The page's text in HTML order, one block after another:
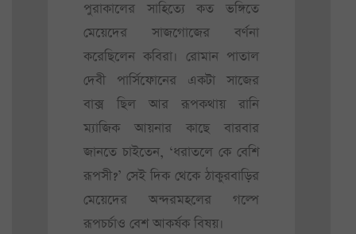
পুরাকালের সাহিত্যে কত ভঙ্গিতে
মেয়েদের সাজগোজের বর্ণনা
করেছিলেন কবিরা। রোমান পাতাল
দেবী পার্সিফোনের একটা সাজের
বাক্স ছিল আর রূপকথায় রানি
ম্যাজিক আয়নার কাছে বারবার
জানতে চাইতেন, ‘ধরাতলে কে বেশি
রূপসী?’ সেই দিক থেকে ঠাকুরবাড়ির
মেয়েদের অন্দরমহলের গল্পে
রূপচর্চাও বেশ আকর্ষক বিষয়।